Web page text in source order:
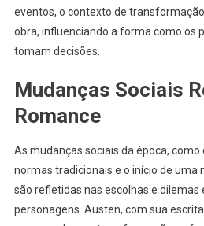
eventos, o contexto de
obra, influenciando a forma como os
tomam decisões.
Mudanças Sociais
Romance
As mudanças sociais da época,
normas tradicionais e o início de uma
são refletidas nas escolhas e
personagens. Austen, com sua